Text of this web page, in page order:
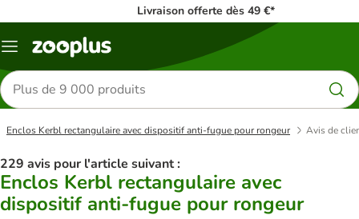
Livraison offerte dès 49 €*
Menu
Rechercher
des
produits
Enclos Kerbl rectangulaire avec dispositif anti-fugue pour rongeur Avis de
229 avis pour l'article suivant :
Enclos Kerbl rectangulaire avec
dispositif anti-fugue pour rongeur